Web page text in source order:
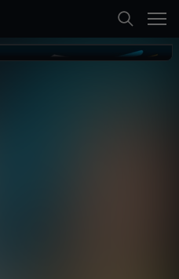
ZDFtivi